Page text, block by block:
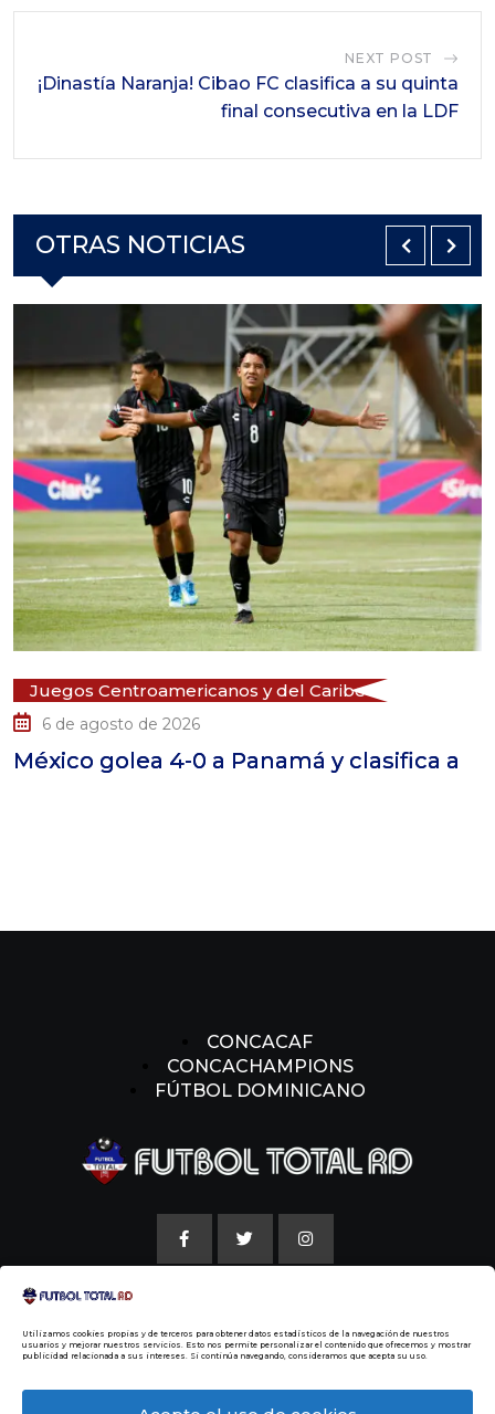
Utilizamos cookies propias y de terceros para obtener datos estadísticos de la navegación de nuestros
usuarios y mejorar nuestros servicios. Esto nos permite personalizar el contenido que ofrecemos y mostrar
publicidad relacionada a sus intereses. Si continúa navegando, consideramos que acepta su uso.
NEXT POST
¡Dinastía Naranja! Cibao FC clasifica a su quinta
final consecutiva en la LDF
OTRAS NOTICIAS
y del Caribe
de 2026
4-0 a Panamá y clasifica a
CONCACAF
CONCACHAMPIONS
FÚTBOL DOMINICANO
POLITICAS DE COOKIE